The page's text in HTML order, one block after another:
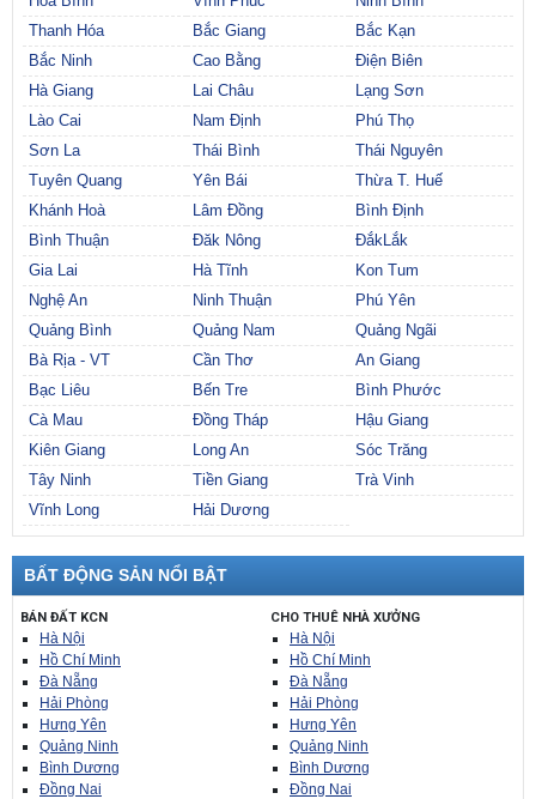
Hòa Bình Vĩnh Phúc
Ninh Bình
Thanh Hóa
Bắc Giang
Bắc Kạn
Bắc Ninh
Cao Bằng
Điện Biên
Hà Giang
Lai Châu
Lạng Sơn
Lào Cai
Nam Định
Phú Thọ
Sơn La
Thái Bình
Thái Nguyên
Tuyên Quang
Yên Bái
Thừa T. Huế
Khánh Hoà
Lâm Đồng
Bình Định
Bình Thuận
Đăk Nông
ĐắkLắk
Gia Lai
Hà Tĩnh
Kon Tum
Nghệ An
Ninh Thuận
Phú Yên
Quảng Bình
Quảng Nam
Quảng Ngãi
Bà Rịa - VT
Cần Thơ
An Giang
Bạc Liêu
Bến Tre
Bình Phước
Cà Mau
Đồng Tháp
Hậu Giang
Kiên Giang
Long An
Sóc Trăng
Tây Ninh
Tiền Giang
Trà Vinh
Vĩnh Long
Hải Dương
BẤT ĐỘNG SẢN NỔI BẬT
BÁN ĐẤT KCN
Hà Nội
Hồ Chí Minh
Đà Nẵng
Hải Phòng
Hưng Yên
Quảng Ninh
Bình Dương
CHO THUÊ NHÀ XƯỞNG
Hà Nội
Hồ Chí Minh
Đà Nẵng
Hải Phòng
Hưng Yên
Quảng Ninh
Bình Dương